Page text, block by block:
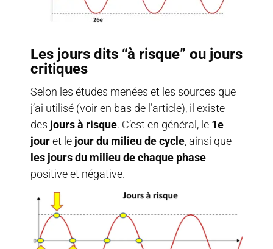
Les jours dits “à risque” ou jours
critiques
Selon les études menées et les sources que
j’ai utilisé (voir en bas de l’article), il existe
des jours à risque. C’est en général, le 1e
jouret le jour du milieu de cycle, ainsi que
les jours du milieu de chaque phase
positive et négative.